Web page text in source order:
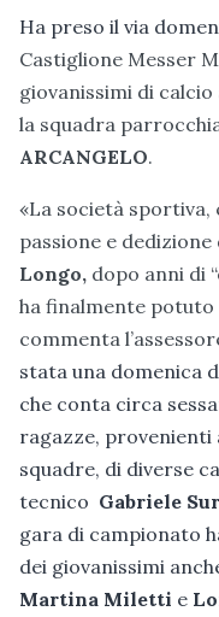
Ha preso il via
Castiglione Messer
giovanissimi di
la squadra
ARCANGELO.
«La società
passione e dedizione
Longo, dopo anni di
ha finalmente potuto
commenta
stata una domenica
che conta circa
ragazze, provenienti
squadre, di diverse
tecnico Gabriele
gara di campionato
dei giovanissimi
Martina Miletti e